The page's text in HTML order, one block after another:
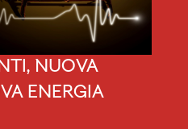
NUOVA
ENERGIA